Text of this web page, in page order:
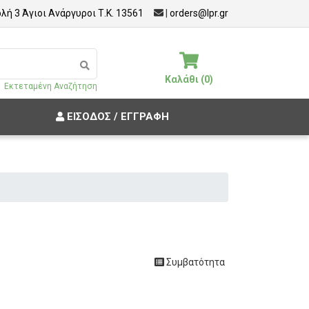
3 Άγιοι Ανάργυροι Τ.Κ. 13561 orders@lpr.gr
Εκτεταμένη Αναζήτηση
Καλάθι (0)
ΕΊΣΟΔΟΣ / ΕΓΓΡΑΦΉ
Συμβατότητα